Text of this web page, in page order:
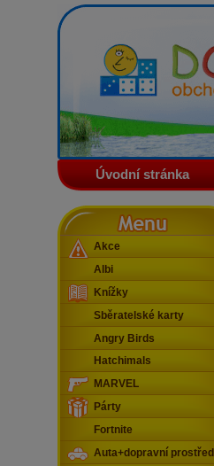
Domino -
Úvodní stránka
Menu
Akce
Albi
Knížky
Sběratelské karty
Angry Birds
Hatchimals
MARVEL
Párty
Fortnite
Auta+dopravní